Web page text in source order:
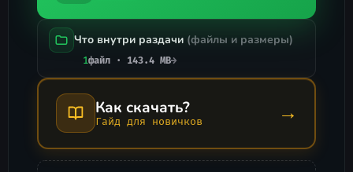
Что внутри раздачи (файлы и размеры)
1файл · 143.4 MB→
Как скачать?
Гайд для новичков →